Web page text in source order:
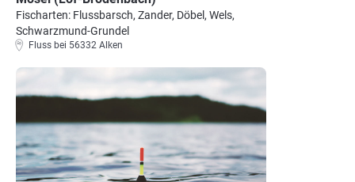
Fischarten: Flussbarsch, Zander, Döbel, Wels,
Schwarzmund-Grundel
Fluss bei 56332 Alken